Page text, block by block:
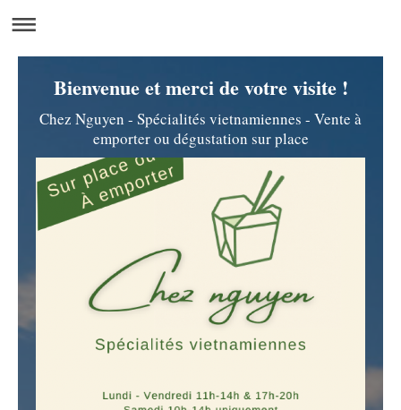
Bienvenue et merci de votre visite !
Chez Nguyen - Spécialités vietnamiennes - Vente à
emporter ou dégustation sur place